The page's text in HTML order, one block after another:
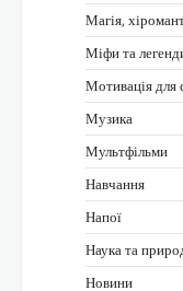
Магія,
Міфи та
Мотивація для
Музика
Мультфільми
Навчання
Напої
Наука та
Новини